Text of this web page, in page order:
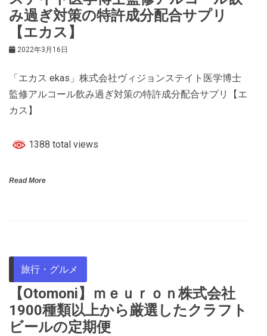
み過ぎ対策の特許成分配合サプリ
【エカス】
2022年3月16日
「エカス ekas」株式会社ヴィジョンステイト医学博士
監修アルコール飲み過ぎ対策の特許成分配合サプリ【エ
カス】
1388 total views
Read More
旅行・グルメ
【Otomoni】ｍｅｕｒｏｎ株式会社
1900種類以上から厳選したクラフト
ビールの定期便